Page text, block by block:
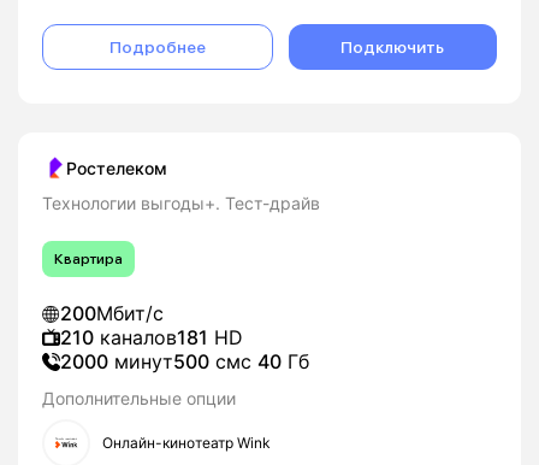
Подробнее Подключить
Ростелеком
Технологии выгоды+. Тест-драйв
Квартира
200Мбит/с
210 каналов181 HD
2000 минут500 смс 40 Гб
Дополнительные опции
Онлайн-кинотеатр Wink